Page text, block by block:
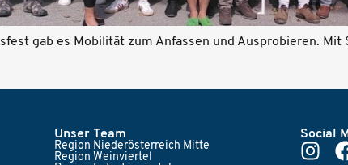
gab es Mobilität zum Anfassen und Ausprobieren. Mit
Unser Team
Region Niederösterreich Mitte
Region Weinviertel
Social